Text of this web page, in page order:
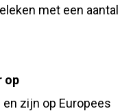
met een aantal
op
zijn op Europees